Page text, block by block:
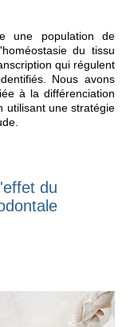
une population de
du tissu
qui régulent
Nous avons
à la différenciation
utilisant une stratégie
du